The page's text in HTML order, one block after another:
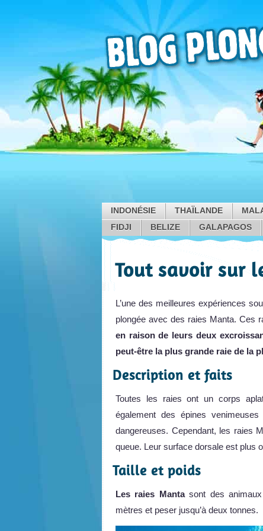
INDONÉSIE THAÏLANDE
FIDJI
BELIZE GALAPAGOS
Tout savoir sur
L’une des meilleures expériences
plongée avec des raies Manta. Ces
en raison de leurs deux
peut-être la plus grande raie de la
Description et faits
Toutes les raies ont un corps
également des épines
dangereuses. Cependant, les raies
queue. Leur surface dorsale est plus
Taille et poids
Les raies Mantasont des animaux
mètres et peser jusqu’à deux tonnes.